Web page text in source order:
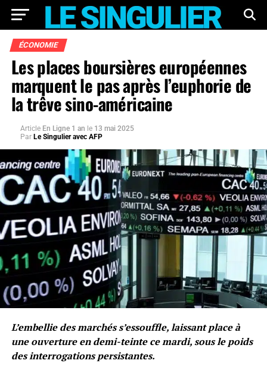
ÉCONOMIE
Les places boursières européennes
marquent le pas après l’euphorie de
la trêve sino-américaine
Article En Ligne 1 an le 13 mai 2025
Par Le Singulier avec AFP
L’embellie des marchés s’essouffle, laissant place à
une ouverture en demi-teinte ce mardi, sous le poids
des interrogations persistantes.